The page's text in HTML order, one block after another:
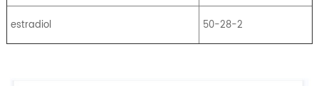
estradiol 50-28-2